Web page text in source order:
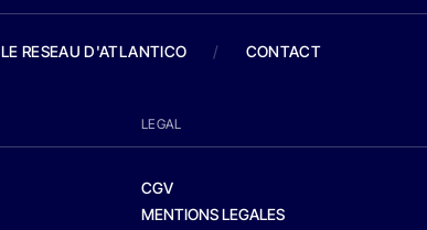
LE RESEAU D'ATLANTICO / CONTACT
LEGAL
CGV
MENTIONS LEGALES